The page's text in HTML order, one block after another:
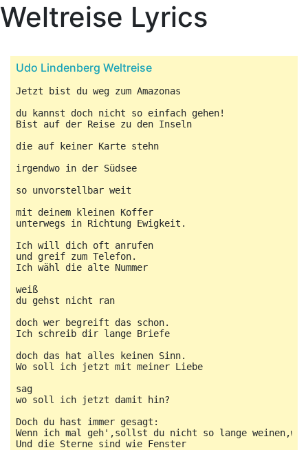
Weltreise Lyrics
Udo Lindenberg Weltreise
Jetzt bist du weg zum Amazonas
du kannst doch nicht so einfach gehen!
Bist auf der Reise zu den Inseln
die auf keiner Karte stehn
irgendwo in der Südsee
so unvorstellbar weit
mit deinem kleinen Koffer
unterwegs in Richtung Ewigkeit.
Ich will dich oft anrufen
und greif zum Telefon.
Ich wähl die alte Nummer
weiß
du gehst nicht ran
doch wer begreift das schon.
Ich schreib dir lange Briefe
doch das hat alles keinen Sinn.
Wo soll ich jetzt mit meiner Liebe
sag
wo soll ich jetzt damit hin?
Doch du hast immer gesagt:
Wenn ich mal geh',sollst du nicht so lange
Und die Sterne sind wie Fenster